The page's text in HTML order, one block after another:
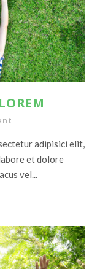
adipisici elit,
et dolore
vel...